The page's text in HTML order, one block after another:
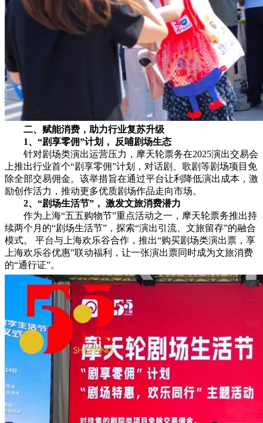
二、赋能消费，助力行业复苏升级
1、 “剧享零佣”计划， 反哺剧场生态
针对剧场类演出运营压力，摩天轮票务在2025演出交易会
上推出行业首个“剧享零佣”计划，对话剧、歌剧等剧场项目免
除全部交易佣金。该举措旨在通过平台让利降低演出成本，激
励创作活力，推动更多优质剧场作品走向市场。
2、 “剧场生活节” ， 激发文旅消费潜力
作为上海“五五购物节”重点活动之一，摩天轮票务推出持
续两个月的“剧场生活节”，探索“演出引流、文旅留存”的融合
模式。 平台与上海欢乐谷合作，推出“购买剧场类演出票，享
上海欢乐谷优惠”联动福利，让一张演出票同时成为文旅消费
的“通行证”。